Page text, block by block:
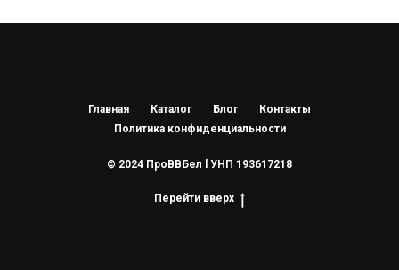
Главная Каталог Блог
Контакты
Политика конфиденциальности
© 2024 ПроВВБел l УНП 193617218
Перейти вверх